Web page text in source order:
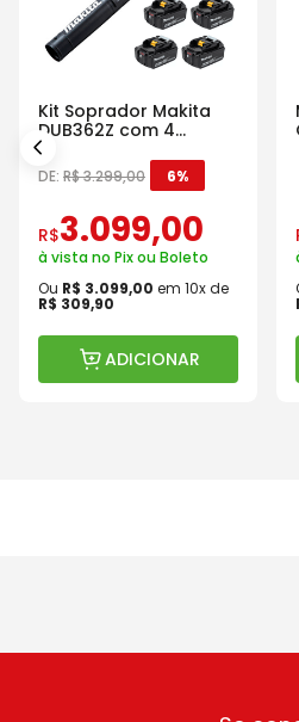
Kit Soprador Makita
DUB362Z com 4
Baterias Carregador e
Maleta
DE: R$3.299,00 6%
R$3.099,00
à vista no Pix ou Boleto
Ou R$ 3.099,00 em 10x de
R$ 309,90
ADICIONAR